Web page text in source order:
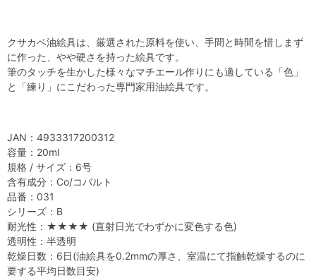
クサカベ油絵具は、厳選された原料を使い、手間と時間を惜しまず
に作った、やや硬さを持った絵具です。
筆のタッチを生かした様々なマチエール作りにも適している「色」
と「練り」にこだわった専門家用油絵具です。
JAN：4933317200312
容量：20ml
規格 / サイズ：6号
含有成分：Co/コバルト
品番：031
シリーズ：B
耐光性：★★★★ (直射日光でわずかに変色する色)
透明性：半透明
乾燥日数：6日(油絵具を0.2mmの厚さ、室温にて指触乾燥するのに
要する平均日数目安)